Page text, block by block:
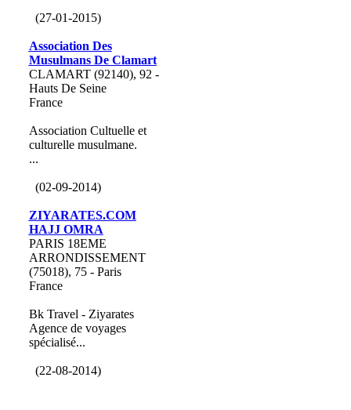
(27-01-2015)
Association Des
Musulmans De Clamart
CLAMART (92140), 92 -
Hauts De Seine
France
Association Cultuelle et
culturelle musulmane.
...
(02-09-2014)
ZIYARATES.COM
HAJJ OMRA
PARIS 18EME
ARRONDISSEMENT
(75018), 75 - Paris
France
Bk Travel - Ziyarates
Agence de voyages
spécialisé...
(22-08-2014)